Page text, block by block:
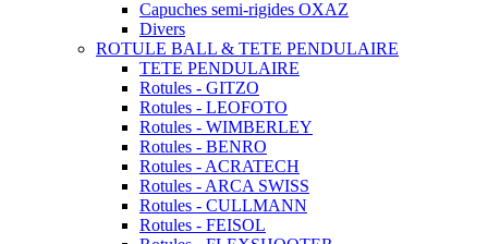
Capuches semi-rigides OXAZ
Divers
ROTULE BALL & TETE PENDULAIRE
TETE PENDULAIRE
Rotules - GITZO
Rotules - LEOFOTO
Rotules - WIMBERLEY
Rotules - BENRO
Rotules - ACRATECH
Rotules - ARCA SWISS
Rotules - CULLMANN
Rotules - FEISOL